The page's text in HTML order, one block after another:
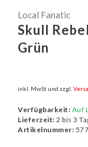
Local Fanatic
Skull
Grün
inkl. MwSt und zzgl.
Verfügbarkeit: Auf
Lieferzeit: 2 bis 3
Artikelnummer: